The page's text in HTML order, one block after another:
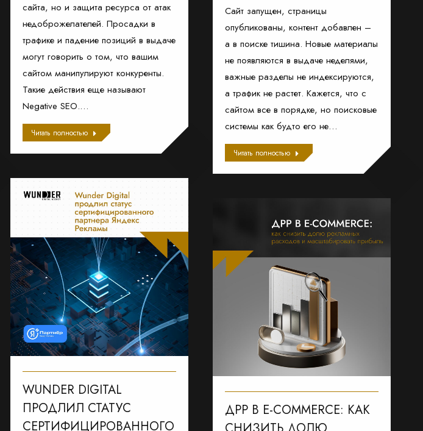
сайта, но и защита ресурса от атак
недоброжелателей. Просадки в
трафике и падение позиций в выдаче
могут говорить о том, что вашим
сайтом манипулируют конкуренты.
Такие действия еще называют
Negative SEO.…
Читать полностью
Сайт запущен, страницы
опубликованы, контент добавлен –
а в поиске тишина. Новые материалы
не появляются в выдаче неделями,
важные разделы не индексируются,
а трафик не растет. Кажется, что с
сайтом все в порядке, но поисковые
системы как будто его не…
Читать полностью
WUNDER DIGITAL
ПРОДЛИЛ СТАТУС
СЕРТИФИЦИРОВАННОГО
ДРР В E-COMMERCE: КАК